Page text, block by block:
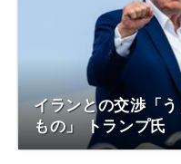
イランとの交渉「
もの」 トランプ氏